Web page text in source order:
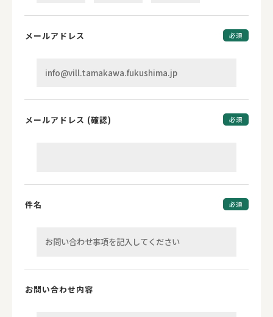
メールアドレス 必須
メールアドレス (確認) 必須
件名 必須
お問い合わせ内容